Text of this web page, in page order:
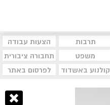
תרבות
הצעות עבודה
משפט
תחבורה ציבורית
קולנוע באשדוד לפרסום באתר